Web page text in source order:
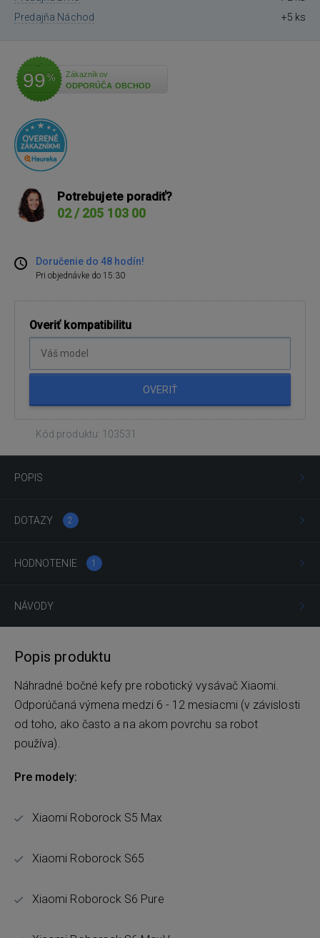
Predajňa Náchod
+5 ks
99 %
Zákazníkov
ODPORÚČA OBCHOD
Potrebujete poradiť?
02 / 205 103 00
Doručenie do 48 hodín!
Pri objednávke do 15:30
Overiť kompatibilitu
OVERIŤ
Kód produktu: 103531
POPIS
DOTAZY 2
HODNOTENIE 1
NÁVODY
Popis produktu
Náhradné bočné kefy pre robotický vysávač Xiaomi.
Odporúčaná výmena medzi 6 - 12 mesiacmi (v závislosti
od toho, ako často a na akom povrchu sa robot
používa).
Pre modely:
Xiaomi Roborock S5 Max
Xiaomi Roborock S65
Xiaomi Roborock S6 Pure